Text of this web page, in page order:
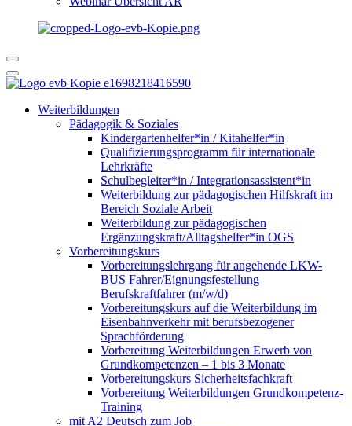
Weiterbildungen
Pädagogik & Soziales
Kindergartenhelfer*in / Kitahelfer*in
Qualifizierungsprogramm für internationale
Lehrkräfte
Schulbegleiter*in / Integrationsassistent*in
Weiterbildung zur pädagogischen Hilfskraft im
Bereich Soziale Arbeit
Weiterbildung zur pädagogischen
Ergänzungskraft/Alltagshelfer*in OGS
Vorbereitungskurs
Vorbereitungslehrgang für angehende LKW-
BUS Fahrer/Eignungsfestellung
Berufskraftfahrer (m/w/d)
Vorbereitungskurs auf die Weiterbildung im
Eisenbahnverkehr mit berufsbezogener
Sprachförderung
Vorbereitung Weiterbildungen Erwerb von
Grundkompetenzen – 1 bis 3 Monate
Vorbereitungskurs Sicherheitsfachkraft
Vorbereitung Weiterbildungen Grundkompetenz-
Training
mit A2 Deutsch zum Job